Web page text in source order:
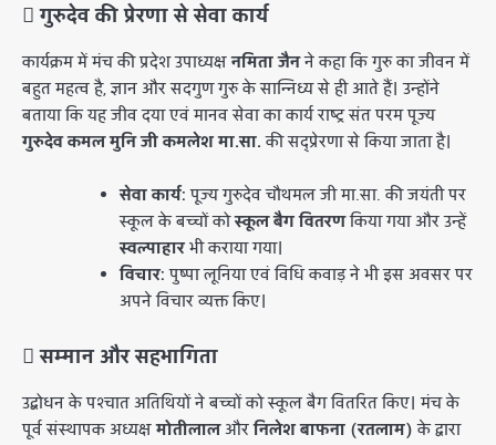
​ गुरुदेव की प्रेरणा से सेवा कार्य
​कार्यक्रम में मंच की प्रदेश उपाध्यक्षनमिता जैनने कहा कि गुरु का जीवन में
बहुत महत्व है, ज्ञान और सदगुण गुरु के सान्निध्य से ही आते हैं। उन्होंने
बताया कि यह जीव दया एवं मानव सेवा का कार्य राष्ट्र संत परम पूज्य
गुरुदेव कमल मुनि जी कमलेश मा.सा.की सद्प्रेरणा से किया जाता है।
सेवा कार्य:पूज्य गुरुदेव चौथमल जी मा.सा. की जयंती पर
स्कूल के बच्चों कोस्कूल बैग वितरणकिया गया और उन्हें
स्वल्पाहारभी कराया गया।
विचार:पुष्पा लूनिया एवं विधि कवाड़ ने भी इस अवसर पर
अपने विचार व्यक्त किए।
​ सम्मान और सहभागिता
​उद्बोधन के पश्चात अतिथियों ने बच्चों को स्कूल बैग वितरित किए। मंच के
पूर्व संस्थापक अध्यक्षमोतीलालऔरनिलेश बाफना (रतलाम)के द्वारा